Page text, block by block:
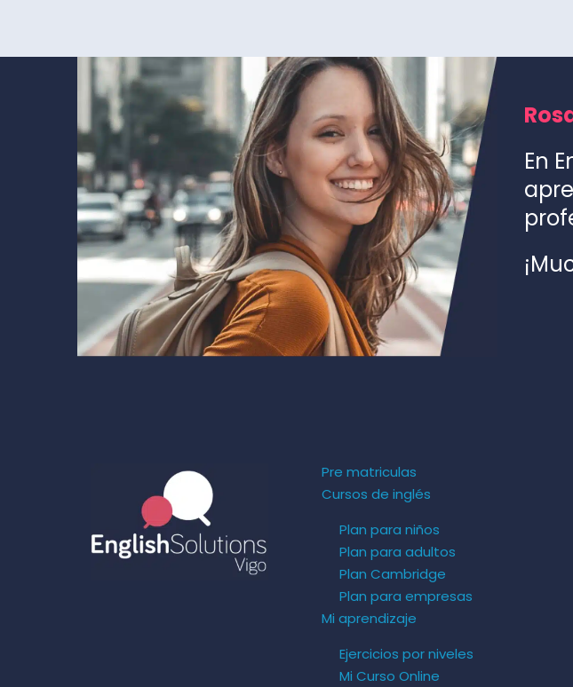
En
Pre matriculas
Cursos de inglés
Plan para niños
Plan para adultos
Plan Cambridge
Plan para empresas
Mi aprendizaje
Ejercicios por niveles
Mi Curso Online